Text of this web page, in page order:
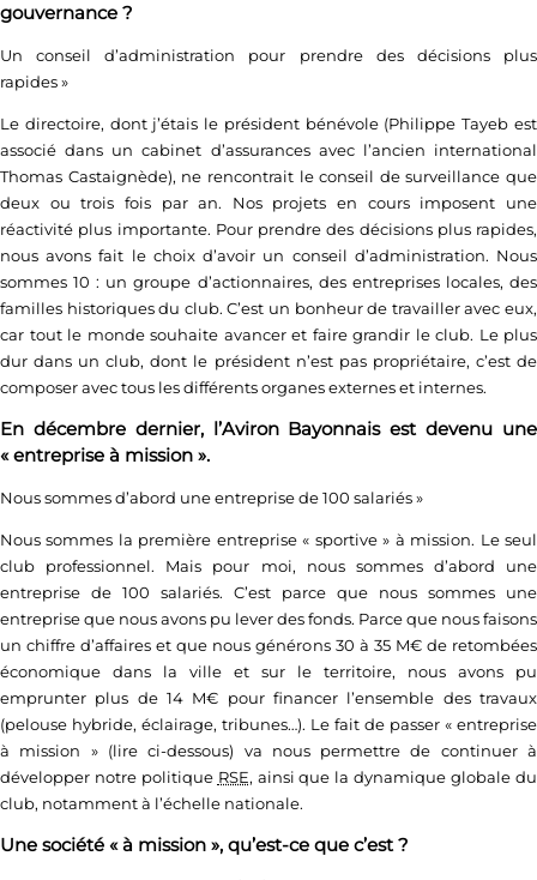
gouvernance ?
Un conseil d’administration pour prendre des décisions plus
rapides»
Le directoire, dont j’étais le président bénévole (Philippe Tayeb est
associé dans un cabinet d’assurances avec l’ancien international
Thomas Castaignède), ne rencontrait le conseil de surveillance que
deux ou trois fois par an. Nos projets en cours imposent une
réactivité plus importante. Pour prendre des décisions plus rapides,
nous avons fait le choix d’avoir un conseil d’administration. Nous
sommes 10 : un groupe d’actionnaires, des entreprises locales, des
familles historiques du club. C’est un bonheur de travailler avec eux,
car tout le monde souhaite avancer et faire grandir le club. Le plus
dur dans un club, dont le président n’est pas propriétaire, c’est de
composer avec tous les différents organes externes et internes.
En décembre dernier, l’Aviron Bayonnais est devenu une
« entreprise à mission ».
Nous sommes d’abord une entreprise de 100 salariés»
Nous sommes la première entreprise « sportive » à mission. Le seul
club professionnel. Mais pour moi, nous sommes d’abord une
entreprise de 100 salariés. C’est parce que nous sommes une
entreprise que nous avons pu lever des fonds. Parce que nous faisons
un chiffre d’affaires et que nous générons 30 à 35 M€ de retombées
économique dans la ville et sur le territoire, nous avons pu
emprunter plus de 14 M€ pour financer l’ensemble des travaux
(pelouse hybride, éclairage, tribunes…). Le fait de passer « entreprise
à mission » (lire ci-dessous) va nous permettre de continuer à
développer notre politique RSE, ainsi que la dynamique globale du
club, notamment à l’échelle nationale.
Une société « à mission », qu’est-ce que c’est ?